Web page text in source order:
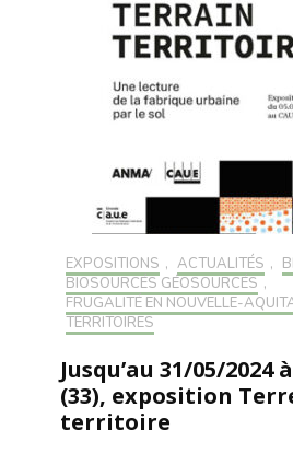
EXPOSITIONS , ACTUALITÉS ,
BIOSOURCÉS GÉOSOURCÉS ,
FRUGALITÉ EN NOUVELLE-
TERRITOIRES
Jusqu’au 31/05/2024
(33), exposition
territoire